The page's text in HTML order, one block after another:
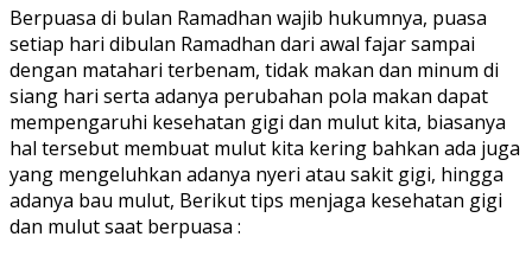
Berpuasa di bulan Ramadhan wajib hukumnya, puasa
setiap hari dibulan Ramadhan dari awal fajar sampai
dengan matahari terbenam, tidak makan dan minum di
siang hari serta adanya perubahan pola makan dapat
mempengaruhi kesehatan gigi dan mulut kita, biasanya
hal tersebut membuat mulut kita kering bahkan ada juga
yang mengeluhkan adanya nyeri atau sakit gigi, hingga
adanya bau mulut, Berikut tips menjaga kesehatan gigi
dan mulut saat berpuasa :